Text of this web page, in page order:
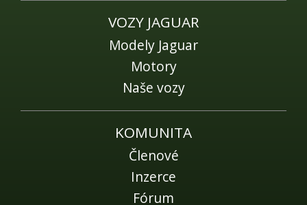
VOZY JAGUAR
Modely Jaguar
Motory
Naše vozy
KOMUNITA
Členové
Inzerce
Fórum